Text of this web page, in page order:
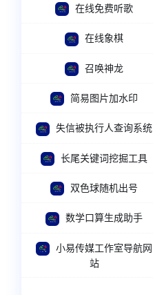
在线免费听歌
在线象棋
召唤神龙
简易图片加水印
失信被执行人查询系统
长尾关键词挖掘工具
双色球随机出号
数学口算生成助手
小易传媒工作室导航网
站